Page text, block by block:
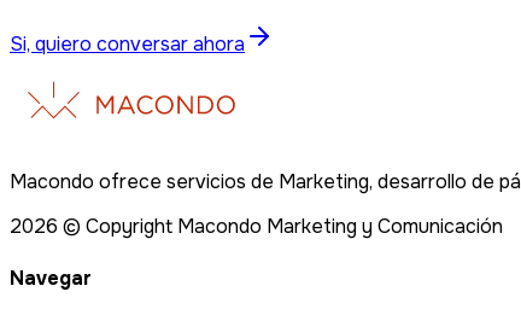
Si, quiero conversar ahora
Macondo ofrece servicios de Marketing, desarrollo de
2026 © Copyright Macondo Marketing y Comunicación
Navegar